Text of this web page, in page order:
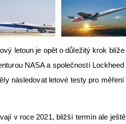
letoun je opět o důležitý krok blíže
NASA a společností Lockheed
následovat letové testy pro měření
v roce 2021, bližší termín ale ještě